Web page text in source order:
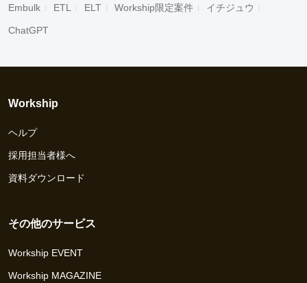
Embulk ETL ELT Workship限定案件 イチジュウ
ChatGPT
Workship
ヘルプ
採用担当者様へ
資料ダウンロード
その他のサービス
Workship EVENT
Workship MAGAZINE